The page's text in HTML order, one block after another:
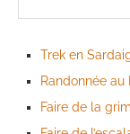
Trek en
Randonnée
Faire de la